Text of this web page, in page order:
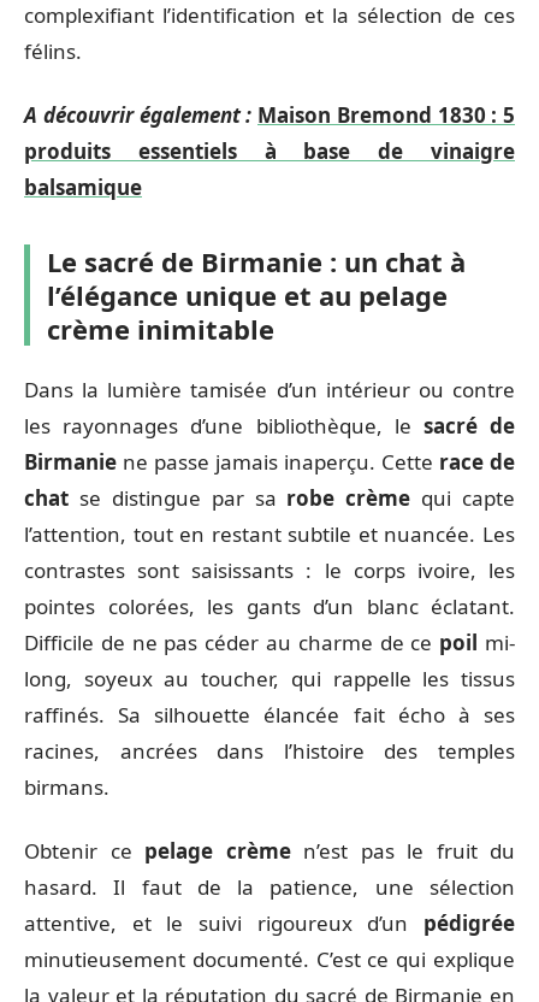
complexifiant l’identification et la sélection de ces
félins.
A découvrir également : Maison Bremond 1830 : 5
produits essentiels à base de vinaigre
balsamique
Le sacré de Birmanie : un chat à
l’élégance unique et au pelage
crème inimitable
Dans la lumière tamisée d’un intérieur ou contre
les rayonnages d’une bibliothèque, le sacré de
Birmanie ne passe jamais inaperçu. Cette race de
chat se distingue par sa robe crème qui capte
l’attention, tout en restant subtile et nuancée. Les
contrastes sont saisissants : le corps ivoire, les
pointes colorées, les gants d’un blanc éclatant.
Difficile de ne pas céder au charme de ce poil mi-
long, soyeux au toucher, qui rappelle les tissus
raffinés. Sa silhouette élancée fait écho à ses
racines, ancrées dans l’histoire des temples
birmans.
Obtenir ce pelage crèmen’est pas le fruit du
hasard. Il faut de la patience, une sélection
attentive, et le suivi rigoureux d’un pédigrée
minutieusement documenté. C’est ce qui explique
la valeur et la réputation du sacré de Birmanie en